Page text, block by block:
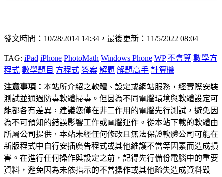
發文時間：10/28/2014 14:34，最後更新：11/5/2022 08:04
TAG: iPad iPhone PhotoMath Windows Phone WP 不會算 數學方
程式 數學題目 方程式 答案 解題 解題高手 計算機
注意事項： 本站所介紹之軟體、設定或網站服務，經實際安裝
測試並通過防毒軟體掃毒。但因為不同電腦環境與軟體設定可
能都各有差異，建議您僅在非工作用的電腦先行測試，避免因
為不可預知的錯誤影響工作或電腦運作。從本站下載的軟體由
所屬公司提供，本站未經任何修改且無法保證軟體公司可能在
新版程式中自行安插廣告程式或其他維護不當等因素而造成損
害。在進行任何操作與設定之前，記得先行備份電腦中的重要
資料，避免因為未依指示的不當操作或其他疏失造成資料毀